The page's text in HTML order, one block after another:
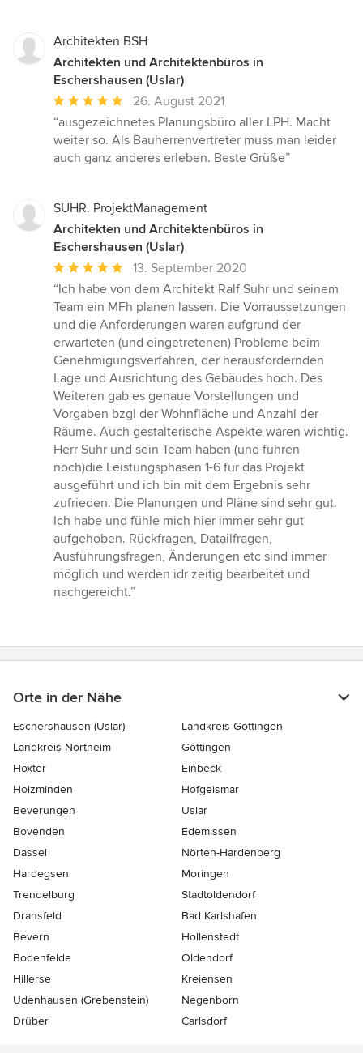
Architekten BSH
Architekten und Architektenbüros in
Eschershausen (Uslar)
Durchschnittliche
Bewertung:
5
von
26. August 2021
“ausgezeichnetes Planungsbüro aller LPH. Macht
weiter so. Als Bauherrenvertreter muss man leider
auch ganz anderes erleben. Beste Grüße”
SUHR. ProjektManagement
Architekten und Architektenbüros in
Eschershausen (Uslar)
Durchschnittliche
Bewertung:
5
von
5
Sternen
13. September 2020
“Ich habe von dem Architekt Ralf Suhr und seinem
Team ein MFh planen lassen. Die Vorraussetzungen
und die Anforderungen waren aufgrund der
erwarteten (und eingetretenen) Probleme beim
Genehmigungsverfahren, der herausfordernden
Lage und Ausrichtung des Gebäudes hoch. Des
Weiteren gab es genaue Vorstellungen und
Vorgaben bzgl der Wohnfläche und Anzahl der
Räume. Auch gestalterische Aspekte waren wichtig.
Herr Suhr und sein Team haben (und führen
noch)die Leistungsphasen 1-6 für das Projekt
ausgeführt und ich bin mit dem Ergebnis sehr
zufrieden. Die Planungen und Pläne sind sehr gut.
Ich habe und fühle mich hier immer sehr gut
aufgehoben. Rückfragen, Datailfragen,
Ausführungsfragen, Änderungen etc sind immer
möglich und werden idr zeitig bearbeitet und
nachgereicht.”
Orte in der Nähe
Eschershausen (Uslar)
Landkreis Göttingen
Landkreis Northeim
Göttingen
Höxter
Einbeck
Holzminden
Hofgeismar
Beverungen
Uslar
Bovenden
Edemissen
Dassel
Nörten-Hardenberg
Hardegsen
Moringen
Trendelburg
Stadtoldendorf
Dransfeld
Bad Karlshafen
Bevern
Hollenstedt
Bodenfelde
Oldendorf
Hillerse
Kreiensen
Udenhausen (Grebenstein)
Negenborn
Drüber
Carlsdorf